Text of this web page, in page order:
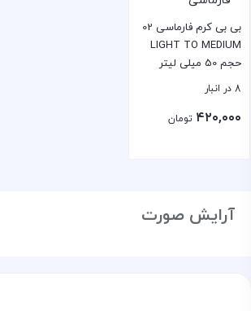
۸۹۰,۰۰۰ تومان.
بی بی کرم فارماسی 02
LIGHT TO MEDIUM
حجم 50 میلی لیتر
8 در انبار
۴۲۰,۰۰۰ تومان
آرایش صورت